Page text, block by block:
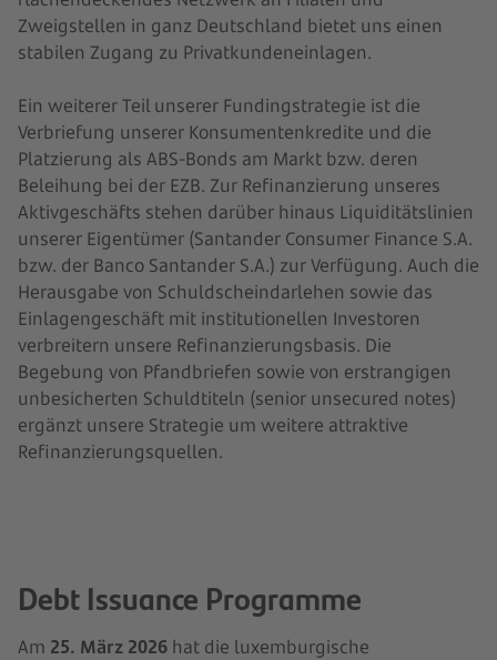
Zweigstellen in ganz Deutschland bietet uns einen
stabilen Zugang zu Privatkundeneinlagen.
Ein weiterer Teil unserer Fundingstrategie ist die
Verbriefung unserer Konsumentenkredite und die
Platzierung als ABS-Bonds am Markt bzw. deren
Beleihung bei der EZB. Zur Refinanzierung unseres
Aktivgeschäfts stehen darüber hinaus Liquiditätslinien
unserer Eigentümer (Santander Consumer Finance S.A.
bzw. der Banco Santander S.A.) zur Verfügung. Auch die
Herausgabe von Schuldscheindarlehen sowie das
Einlagengeschäft mit institutionellen Investoren
verbreitern unsere Refinanzierungsbasis. Die
Begebung von Pfandbriefen sowie von erstrangigen
unbesicherten Schuldtiteln (senior unsecured notes)
ergänzt unsere Strategie um weitere attraktive
Refinanzierungsquellen.
Debt Issuance Programme
Am 25. März 2026 hat die luxemburgische